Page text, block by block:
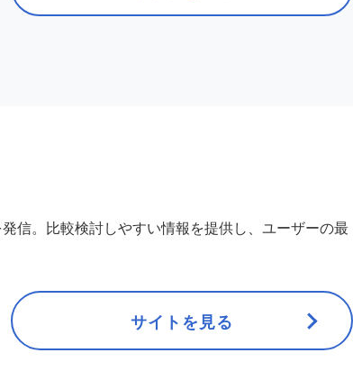
信。比較検討しやすい情報を提供し、ユーザーの最
サイトを見る